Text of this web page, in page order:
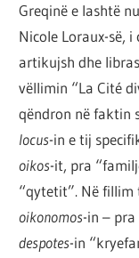
Greqinë e lashtë
Nicole Loraux-së,
artikujsh dhe
vëllimin “La Cité
qëndron në faktin
locus-in e tij
oikos-it, pra
“qytetit”. Në fillim
oikonomos-in – pra
despotes-in